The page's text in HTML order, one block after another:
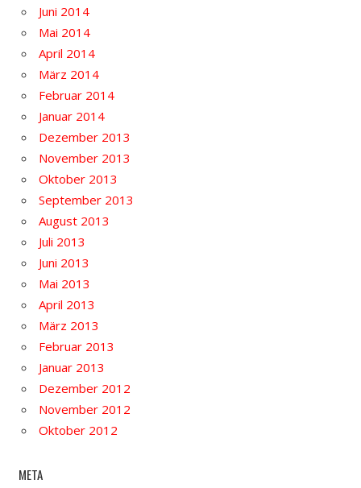
Juni 2014
Mai 2014
April 2014
März 2014
Februar 2014
Januar 2014
Dezember 2013
November 2013
Oktober 2013
September 2013
August 2013
Juli 2013
Juni 2013
Mai 2013
April 2013
März 2013
Februar 2013
Januar 2013
Dezember 2012
November 2012
Oktober 2012
META